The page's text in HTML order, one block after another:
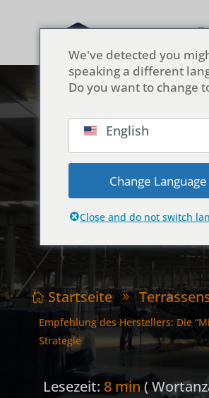
Empfehlung
Herstellers: Die
Match”-
 Startseite 9
Empfehlung des Herstellers: Die
Strategie
Lesezeit: 8 min(
We've detected you
speaking a different
Do you want to change
English
Change Language
Close and do not switch